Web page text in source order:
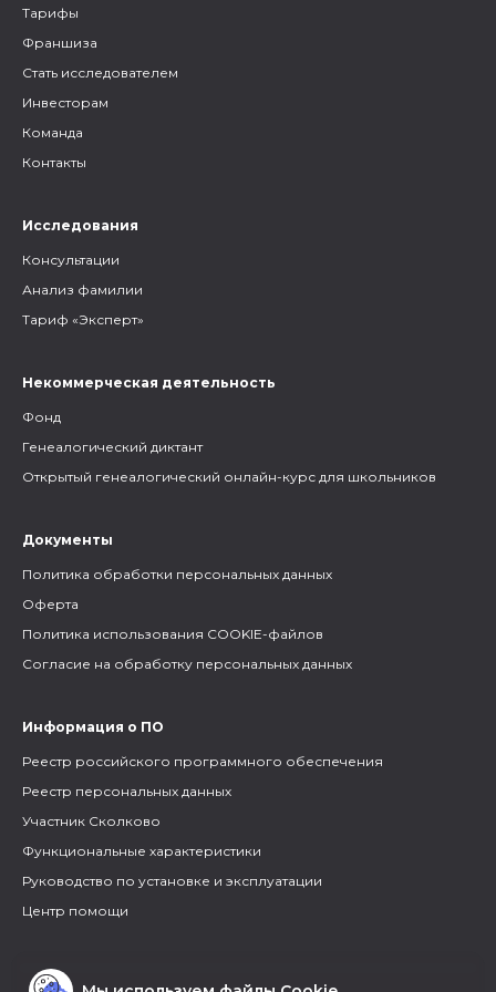
Тарифы
Франшиза
Стать исследователем
Инвесторам
Команда
Контакты
Исследования
Консультации
Анализ фамилии
Тариф «Эксперт»
Некоммерческая деятельность
Фонд
Генеалогический диктант
Открытый генеалогический онлайн-курс для школьников
Документы
Политика обработки персональных данных
Оферта
Политика использования COOKIE-файлов
Согласие на обработку персональных данных
Информация о ПО
Реестр российского программного обеспечения
Реестр персональных данных
Участник Сколково
Функциональные характеристики
Руководство по установке и эксплуатации
Центр помощи